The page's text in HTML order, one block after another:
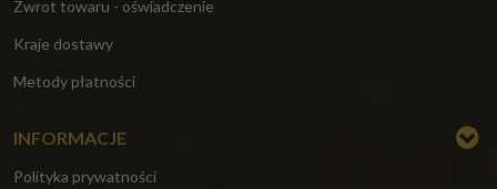
Zwrot towaru - oświadczenie
Kraje dostawy
Metody płatności
INFORMACJE
Polityka prywatności